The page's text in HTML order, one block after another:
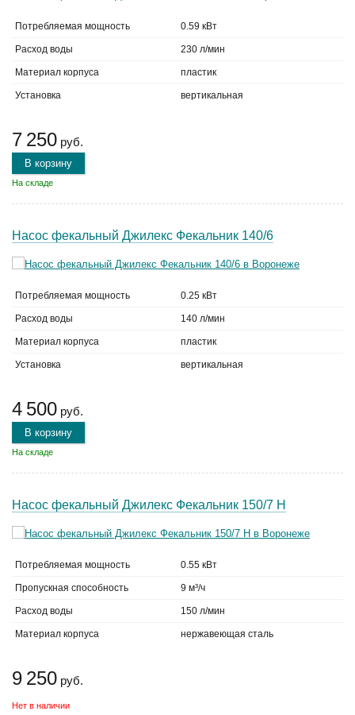
Потребляемая мощность 0.59 кВт
Расход воды 230 л/мин
Материал корпуса пластик
Установка вертикальная
7 250 руб.
В корзину
На складе
Насос фекальный Джилекс Фекальник 140/6
Потребляемая мощность 0.25 кВт
Расход воды 140 л/мин
Материал корпуса пластик
Установка вертикальная
4 500 руб.
В корзину
На складе
Насос фекальный Джилекс Фекальник 150/7 Н
Потребляемая мощность 0.55 кВт
Пропускная способность 9 м³/ч
Расход воды 150 л/мин
Материал корпуса нержавеющая сталь
9 250 руб.
Нет в наличии